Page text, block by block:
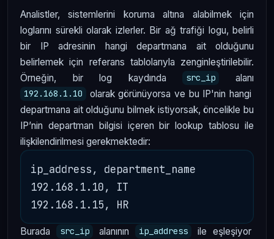
Analistler, sistemlerini koruma altına alabilmek için
loglarını sürekli olarak izlerler. Bir ağ trafiği logu, belirli
bir IP adresinin hangi departmana ait olduğunu
belirlemek için referans tablolarıyla zenginleştirilebilir.
Örneğin, bir log kaydında
src_ip alanı
192.168.1.10
olarak görünüyorsa ve bu IP'nin hangi
departmana ait olduğunu bilmek istiyorsak, öncelikle bu
IP’nin departman bilgisi içeren bir lookup tablosu ile
ilişkilendirilmesi gerekmektedir:
ip_address, department_name
192.168.1.10, IT
Burada src_ip alanının ip_address
ile eşleşiyor